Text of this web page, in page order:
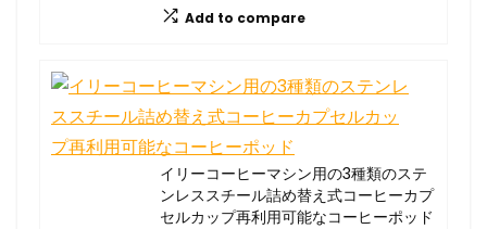
Add to compare
イリーコーヒーマシン用の3種類のステ
ンレススチール詰め替え式コーヒーカプ
セルカップ再利用可能なコーヒーポッド